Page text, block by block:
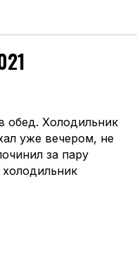
обед. Холодильник
уже вечером, не
за пару